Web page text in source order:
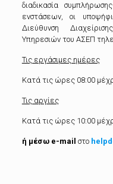
διαδικασία
ενστάσεων, οι
Διεύθυνση
Υπηρεσιών του ΑΣΕΠ
Τις εργάσιμες ημέρες
Κατά τις ώρες 08:00
Τις αργίες
Κατά τις ώρες 10:00
ή μέσω e-mail στο